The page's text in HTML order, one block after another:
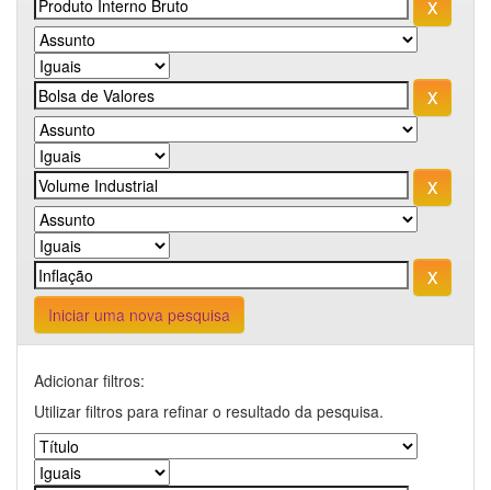
Iniciar uma nova pesquisa
Adicionar filtros:
Utilizar filtros para refinar o resultado da pesquisa.